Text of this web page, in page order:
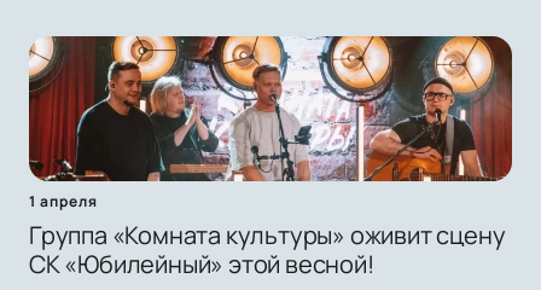
1 апреля
Группа «Комната культуры» оживит сцену
СК «Юбилейный» этой весной!